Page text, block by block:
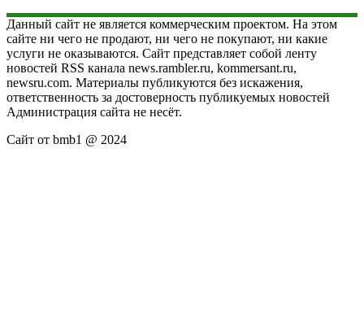
Данный сайт не является коммерческим проектом. На этом
сайте ни чего не продают, ни чего не покупают, ни какие
услуги не оказываются. Сайт представляет собой ленту
новостей RSS канала news.rambler.ru, kommersant.ru,
newsru.com. Материалы публикуются без искажения,
ответственность за достоверность публикуемых новостей
Администрация сайта не несёт.
Сайт от bmb1 @ 2024